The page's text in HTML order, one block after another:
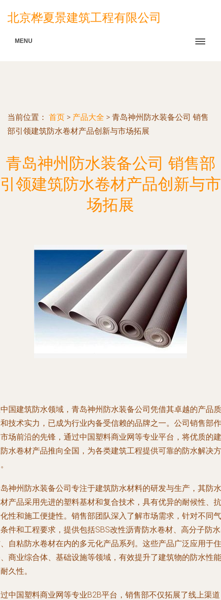
北京桦夏景建筑工程有限公司
MENU
当前位置： 首页 > 产品大全 > 青岛神州防水装备公司 销售
部引领建筑防水卷材产品创新与市场拓展
青岛神州防水装备公司 销售部
引领建筑防水卷材产品创新与市
场拓展
国建筑防水领域，青岛神州防水装备公司凭借其卓越的产品质
技术实力，已成为行业内备受信赖的品牌之一。公司销售部作
场前沿的先锋，通过中国塑料商业网等专业平台，将优质的建
水卷材产品推向全国，为各类建筑工程提供可靠的防水解决方
神州防水装备公司专注于建筑防水材料的研发与生产，其防水
产品采用先进的塑料基材和复合技术，具有优异的耐候性、抗
性和施工便捷性。销售部团队深入了解市场需求，针对不同气
件和工程要求，提供包括SBS改性沥青防水卷材、高分子防
自粘防水卷材在内的多元化产品系列。这些产品广泛应用于住
商业综合体、基础设施等领域，有效提升了建筑物的防水性能
久性。
中国塑料商业网等专业B2B平台，销售部不仅拓展了线上渠